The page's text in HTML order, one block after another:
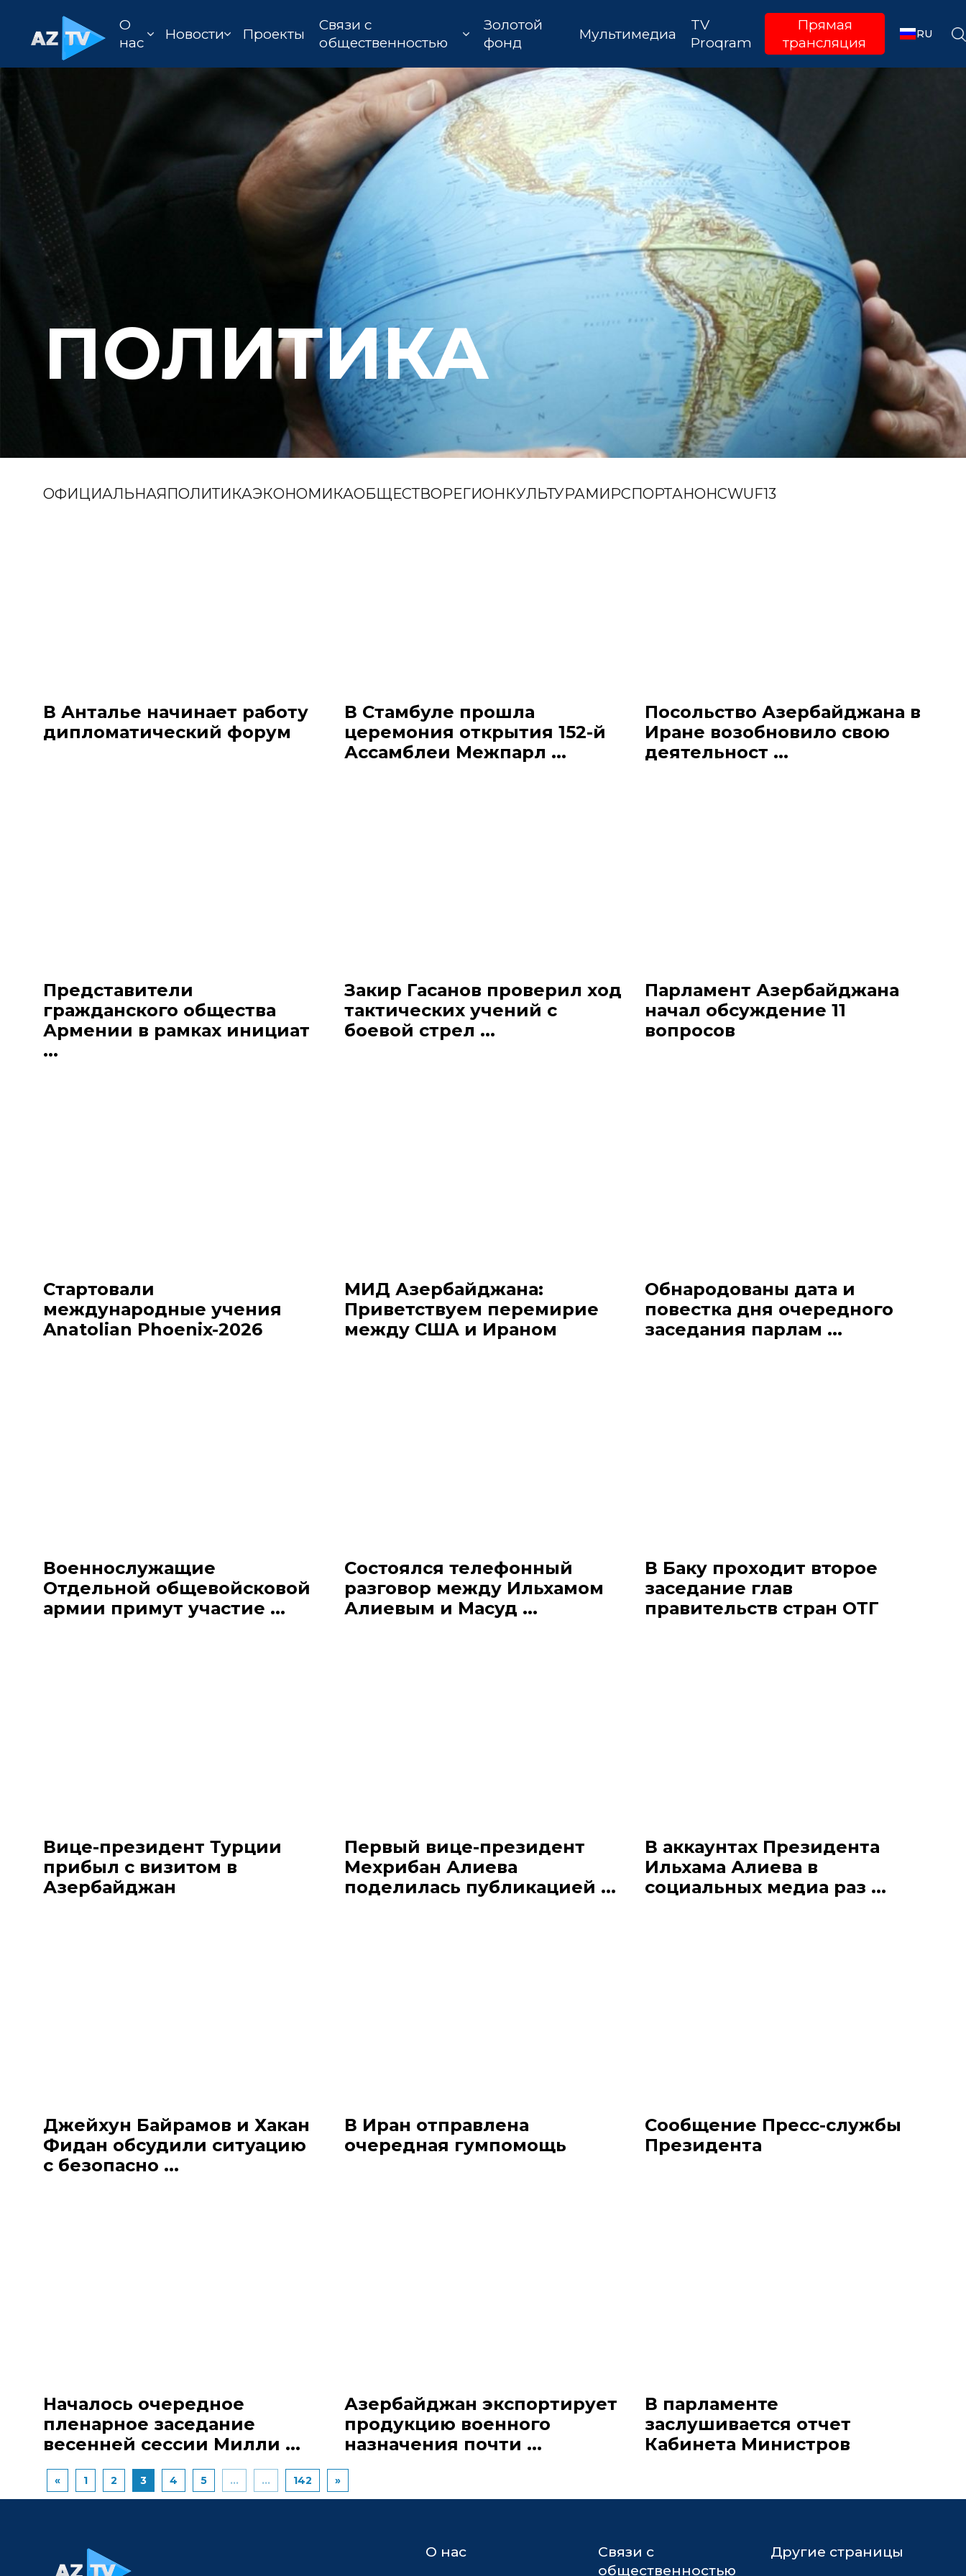
О
нас
Новости Проекты
Связи с
общественностью
Золотой
фонд
Мультимедиа
TV
Proqram
Прямая
трансляция
RU
ПОЛИТИКА
ОФИЦИАЛЬНАЯПОЛИТИКАЭКОНОМИКАОБЩЕСТВОРЕГИОНКУЛЬТУРАМИРСПОРТАНОНСWUF13
В Анталье начинает работу
дипломатический форум
В Стамбуле прошла
церемония открытия 152-й
Ассамблеи Межпарл ...
Посольство Азербайджана в
Иране возобновило свою
деятельност ...
Представители
гражданского общества
Армении в рамках инициат
...
Закир Гасанов проверил ход
тактических учений с
боевой стрел ...
Парламент Азербайджана
начал обсуждение 11
вопросов
Стартовали
международные учения
Anatolian Phoenix-2026
МИД Азербайджана:
Приветствуем перемирие
между США и Ираном
Обнародованы дата и
повестка дня очередного
заседания парлам ...
Военнослужащие
Отдельной общевойсковой
армии примут участие ...
Состоялся телефонный
разговор между Ильхамом
Алиевым и Масуд ...
В Баку проходит второе
заседание глав
правительств стран ОТГ
Вице-президент Турции
прибыл с визитом в
Азербайджан
Первый вице-президент
Мехрибан Алиева
поделилась публикацией ...
В аккаунтах Президента
Ильхама Алиева в
социальных медиа раз ...
Джейхун Байрамов и Хакан
Фидан обсудили ситуацию
с безопасно ...
В Иран отправлена
очередная гумпомощь
Сообщение Пресс-службы
Президента
Началось очередное
пленарное заседание
весенней сессии Милли ...
Азербайджан экспортирует
продукцию военного
назначения почти ...
В парламенте
заслушивается отчет
Кабинета Министров
« 1 2 3 4 5 ... ... 142 »
О нас
Связи с
общественностью
Другие страницы